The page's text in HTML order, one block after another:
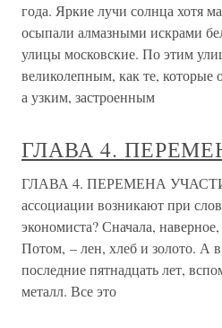
года. Яркие лучи солнца хотя
осыпали алмазными искрами
улицы московские. По этим
великолепным, как те, которые
а узким, застроенным
ГЛАВА 4.
ГЛАВА 4. ПЕРЕМЕНА УЧАСТИ
ассоциации возникают при
экономиста? Сначала,
Потом, – лен, хлеб и золото. А
последние пятнадцать лет,
металл. Все это